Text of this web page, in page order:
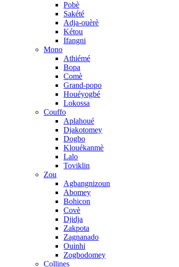
Pobè
Sakété
Adja-ouèrè
Kétou
Ifangni
Mono
Athiémé
Bopa
Comè
Grand-popo
Houéyogbé
Lokossa
Couffo
Aplahoué
Djakotomey
Dogbo
Klouékanmè
Lalo
Toviklin
Zou
Agbangnizoun
Abomey
Bohicon
Covè
Djidja
Zakpota
Zagnanado
Ouinhi
Zogbodomey
Collines